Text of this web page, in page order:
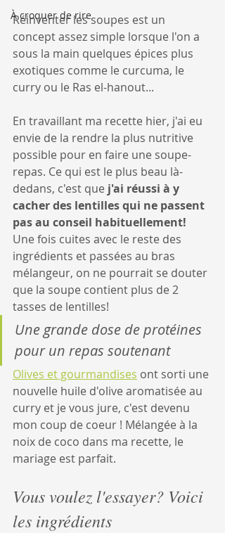
À croquer de rire
Réinventer les soupes est un
concept assez simple lorsque l'on a
sous la main quelques épices plus
exotiques comme le curcuma, le
curry ou le Ras el-hanout...
En travaillant ma recette hier, j'ai eu
envie de la rendre la plus nutritive
possible pour en faire une soupe-
repas. Ce qui est le plus beau là-
dedans, c'est que j'ai réussi à y
cacher des lentilles qui ne passent
pas au conseil habituellement!
Une fois cuites avec le reste des
ingrédients et passées au bras
mélangeur, on ne pourrait se douter
que la soupe contient plus de 2
tasses de lentilles!
Une grande dose de protéines
pour un repas soutenant
Olives et gourmandises ont sorti une
nouvelle huile d'olive aromatisée au
curry et je vous jure, c'est devenu
mon coup de coeur ! Mélangée à la
noix de coco dans ma recette, le
mariage est parfait.
Vous voulez l'essayer? Voici
les ingrédients